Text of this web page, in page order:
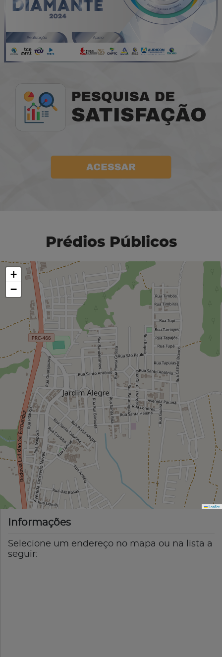
Prédios Públicos
+
−
Leaflet
Informações
Selecione um endereço no mapa ou na lista a
seguir: